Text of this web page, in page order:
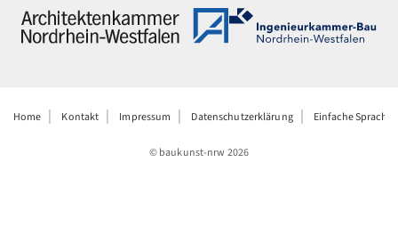
Home Kontakt Impressum Datenschutzerklärung Einfache Sprache
© baukunst-nrw2026